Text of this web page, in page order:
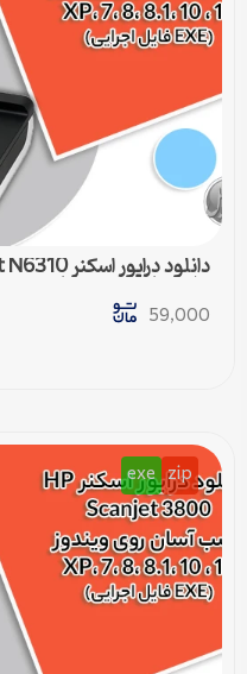
برای تمامی ویندوزها
59,000
zip
exe